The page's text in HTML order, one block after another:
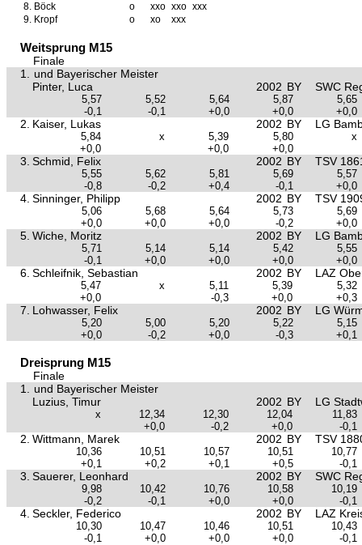
8. Böck o xxo xxo xxx
9. Kropf o xo xxx
Weitsprung M15
Finale
1.
und Bayerischer Meister
Pinter, Luca
2002 BY SWC
5,57 5,52 5,64 5,87
5,65
-0,1
-0,1 +0,0 +0,0 +0,0
2. Kaiser, Lukas 2002 BY LG
5,84 x 5,39 5,80
x
+0,0
+0,0 +0,0
3. Schmid, Felix 2002 BY TSV
5,55 5,62 5,81 5,69
5,57
-0,8
-0,2 +0,4 -0,1 +0,0
4. Sinninger, Philipp 2002 BY TSV
5,06 5,68 5,64 5,73
5,69
+0,0
+0,0 +0,0 -0,2 +0,0
5. Wiche, Moritz 2002 BY LG
5,71 5,14 5,14 5,42
5,55
-0,1
+0,0 +0,0 +0,0 +0,0
6. Schleifnik, Sebastian 2002 BY LAZ
5,47 x 5,11 5,39
5,32
+0,0
-0,3 +0,0 +0,3
7. Lohwasser, Felix 2002 BY LG
5,20 5,00 5,20 5,22
5,15
+0,0
-0,2 +0,0 -0,3 +0,1
Dreisprung M15
Finale
1.
und Bayerischer Meister
Luzius, Timur
2002 BY LG
x 12,34 12,30 12,04
11,83
+0,0
-0,2 +0,0 -0,1
2. Wittmann, Marek 2002 BY TSV
10,36 10,51 10,57 10,51
10,77
+0,1
+0,2 +0,1 +0,5 -0,1
3. Sauerer, Leonhard 2002 BY SWC
9,98 10,42 10,76 10,58
10,19
-0,2
-0,1 +0,0 +0,0 -0,1
4. Seckler, Federico 2002 BY LAZ
10,30 10,47 10,46 10,51
10,43
-0,1
+0,0 +0,0 +0,0 -0,1